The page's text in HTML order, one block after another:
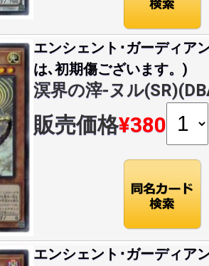
エンシェント･ガーディア
は､初期傷ございます。)
溟界の滓-ヌル
販売価格¥380
エンシェント･ガーディア